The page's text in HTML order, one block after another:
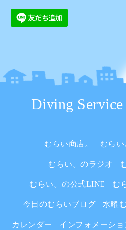
Diving Service
むらい商店。 むらい
むらい。のラジオ
むらい。の公式LINE む
今日のむらいブログ 水曜
カレンダー インフォメーショ